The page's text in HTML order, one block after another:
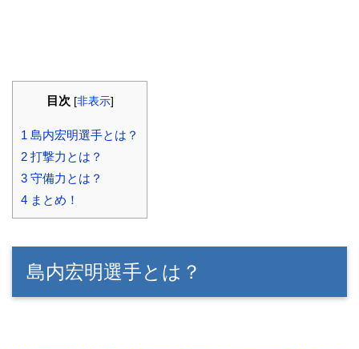
目次 [非表示]
1 島内宏明選手とは？
2 打撃力とは？
3 守備力とは？
4 まとめ！
島内宏明選手とは？